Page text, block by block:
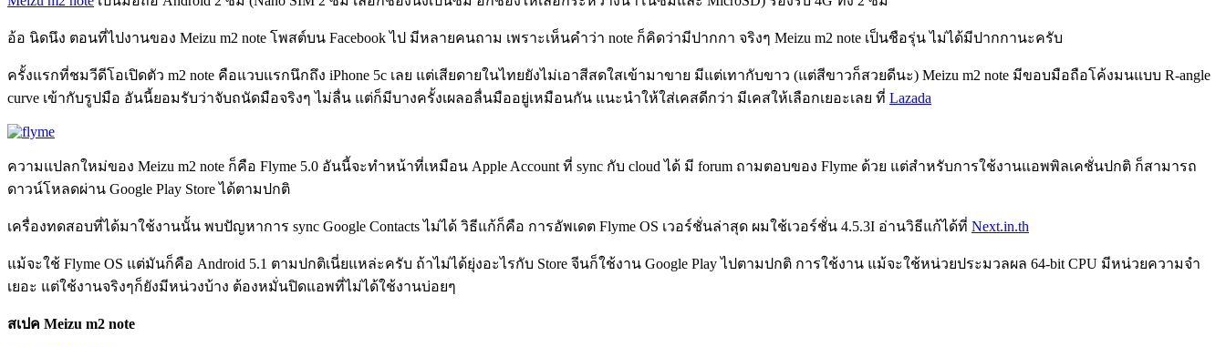
อ้อ นิดนึง ตอนที่ไปงานของ Meizu m2 note โพสต์บน Facebook ไป มีหลายคนถาม เพราะเห็นคำว่า note ก็คิดว่ามีปากกา จริงๆ Meizu m2 note เป็นชือรุ่น ไม่ได้มีปากกานะครับ
ครั้งแรกที่ชมวีดีโอเปิดตัว m2 note คือแวบแรกนึกถึง iPhone 5c เลย แต่เสียดายในไทยยังไม่เอาสีสดใสเข้ามาขาย มีแต่เทากับขาว (แต่สีขาวก็สวยดีนะ) Meizu m2 note มีขอบมือถือโค้งมนแบบ R-angle
curve เข้ากับรูปมือ อันนี้ยอมรับว่าจับถนัดมือจริงๆ ไม่ลื่น แต่ก็มีบางครั้งเผลอลื่นมืออยู่เหมือนกัน แนะนำให้ใส่เคสดีกว่า มีเคสให้เลือกเยอะเลย ที่ Lazada
ความแปลกใหม่ของ Meizu m2 note ก็คือ Flyme 5.0 อันนี้จะทำหน้าที่เหมือน Apple Account ที่ sync กับ cloud ได้ มี forum ถามตอบของ Flyme ด้วย แต่สำหรับการใช้งานแอพพิลเคชั่นปกติ ก็สามารถ
ดาวน์โหลดผ่าน Google Play Store ได้ตามปกติ
เครื่องทดสอบที่ได้มาใช้งานนั้น พบปัญหาการ sync Google Contacts ไม่ได้ วิธีแก้ก็คือ การอัพเดต Flyme OS เวอร์ชั่นล่าสุด ผมใช้เวอร์ชั่น 4.5.3I อ่านวิธีแก้ได้ที่ Next.in.th
แม้จะใช้ Flyme OS แต่มันก็คือ Android 5.1 ตามปกติเนี่ยแหล่ะครับ ถ้าไม่ได้ยุ่งอะไรกับ Store จีนก็ใช้งาน Google Play ไปตามปกติ การใช้งาน แม้จะใช้หน่วยประมวลผล 64-bit CPU มีหน่วยความจำ
เยอะ แต่ใช้งานจริงๆก็ยังมีหน่วงบ้าง ต้องหมั่นปิดแอพที่ไม่ได้ใช้งานบ่อยๆ
สเปค Meizu m2 note